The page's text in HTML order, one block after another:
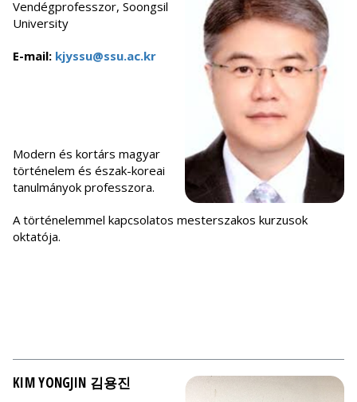
Vendégprofesszor, Soongsil
University
E-mail: kjyssu@ssu.ac.kr
Modern és kortárs magyar
történelem és észak-koreai
tanulmányok professzora.
A történelemmel kapcsolatos mesterszakos kurzusok
oktatója.
KIM YONGJIN 김용진